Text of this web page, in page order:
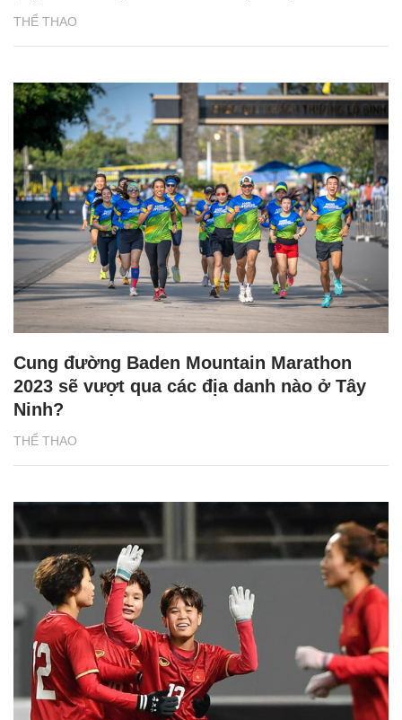
THỂ THAO
THỂ THAO
Cung đường Baden Mountain Marathon
2023 sẽ vượt qua các địa danh nào ở Tây
Ninh?